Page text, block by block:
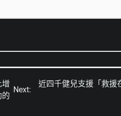
Next:
近四千健兒支援「救援